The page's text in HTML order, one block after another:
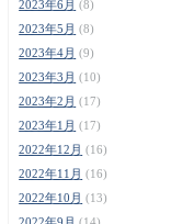
2023年6月 (8)
2023年5月 (8)
2023年4月 (9)
2023年3月 (10)
2023年2月 (17)
2023年1月 (17)
2022年12月 (16)
2022年11月 (16)
2022年10月 (13)